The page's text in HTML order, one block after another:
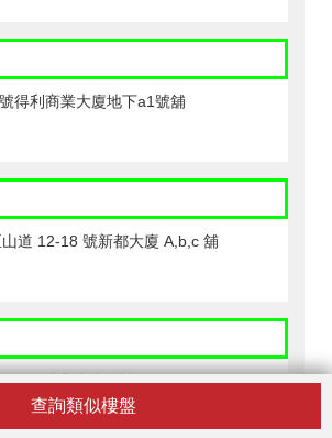
查詢類似樓盤
得利商業大廈地下a1號舖
道 12-18 號新都大廈 A,b,c 舖
9-17 號兆豐大廈地下 C 舖